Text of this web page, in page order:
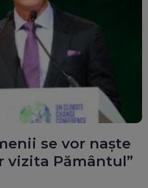
se vor naşte
vizita Pământul”